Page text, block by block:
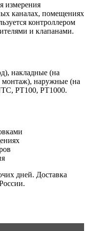
измерения
каналах, помещениях
контроллером
и клапанами.
накладные (на
монтаж), наружные (на
PT100, PT1000.
дней. Доставка